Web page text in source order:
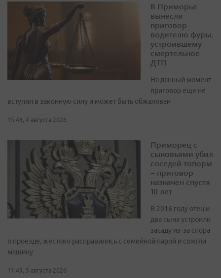
В Приморье
вынесли
приговор
водителю фуры,
устроившему
смертельное
ДТП
На данный момент
приговор еще не
вступил в законную силу и может быть обжалован
15:48, 4 августа 2026
Приморец с
сыновьями убил
соседей топорм
– приговор
назначен спустя
10 лет
В 2016 году отец и
два сына устроили
засаду из‑за спора
о проезде, жестоко расправились с семейной парой и сожгли
машину
11:49, 5 августа 2026